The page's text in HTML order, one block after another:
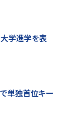
学進学を表
単独首位キー